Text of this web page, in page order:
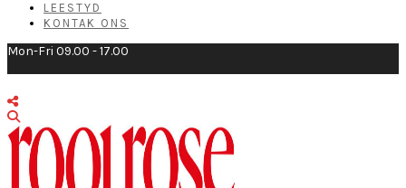
LEESTYD
KONTAK ONS
Mon-Fri 09.00 - 17.00